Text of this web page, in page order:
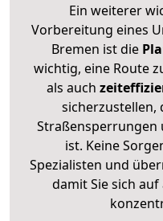
Ein weiterer
Vorbereitung eines
Bremen ist die
wichtig, eine Route
als auch
sicherzustellen,
Straßensperrungen
ist. Keine
Spezialisten und
damit Sie sich